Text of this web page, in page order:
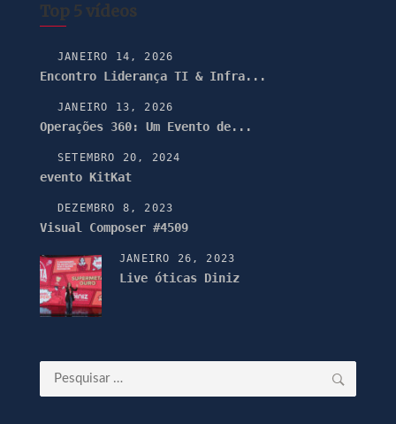
Top 5 vídeos
JANEIRO 14, 2026
Encontro Liderança TI & Infra...
JANEIRO 13, 2026
Operações 360: Um Evento de...
SETEMBRO 20, 2024
evento KitKat
DEZEMBRO 8, 2023
Visual Composer #4509
JANEIRO 26, 2023
Live óticas Diniz
Pesquisar
por: